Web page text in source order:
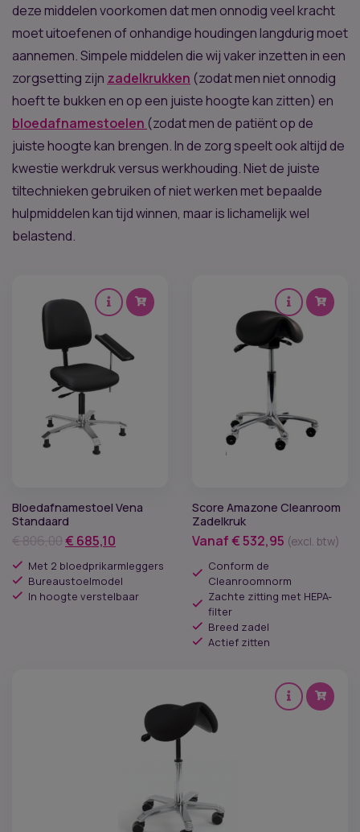
deze middelen voorkomen dat men onnodig veel kracht
moet uitoefenen of onhandige houdingen langdurig moet
aannemen. Simpele middelen die wij vaker inzetten in een
zorgsetting zijn zadelkrukken (zodat men niet onnodig
hoeft te bukken en op een juiste hoogte kan zitten) en
bloedafnamestoelen (zodat men de patiënt op de
juiste hoogte kan brengen. In de zorg speelt ook altijd de
kwestie werkdruk versus werkhouding. Niet de juiste
tiltechnieken gebruiken of niet werken met bepaalde
hulpmiddelen kan tijd winnen, maar is lichamelijk wel
belastend.
Bloedafnamestoel Vena
Standaard
€806,00Oorspronkelijke
prijs
was:
€ 806,00.
€ 685,10
prijs
is:
€ 685,10.
Met 2 bloedprikarmleggers
Bureaustoelmodel
In hoogte verstelbaar
Score Amazone Cleanroom
Zadelkruk
Vanaf€532,95 (excl. btw)
Conform de
Cleanroomnorm
Zachte zitting met HEPA-
filter
Breed zadel
Actief zitten